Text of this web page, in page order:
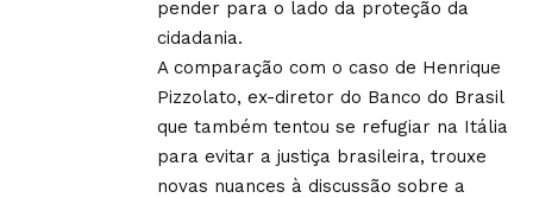
pender para o lado da proteção da
cidadania.
A comparação com o caso de Henrique
Pizzolato, ex-diretor do Banco do Brasil
que também tentou se refugiar na Itália
para evitar a justiça brasileira, trouxe
novas nuances à discussão sobre a